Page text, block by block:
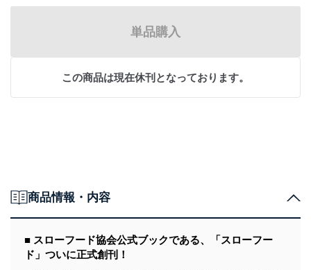
単品購入
この商品は現在休刊となっております。
商品情報・内容
■ スローフード協会公式ブックである、「スローフー
ド」ついに正式創刊！